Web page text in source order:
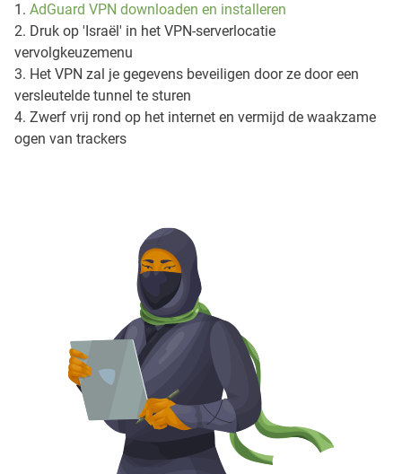
1. AdGuard VPN downloaden en installeren
2. Druk op 'Israël' in het VPN-serverlocatie
vervolgkeuzemenu
3. Het VPN zal je gegevens beveiligen door ze door een
versleutelde tunnel te sturen
4. Zwerf vrij rond op het internet en vermijd de waakzame
ogen van trackers